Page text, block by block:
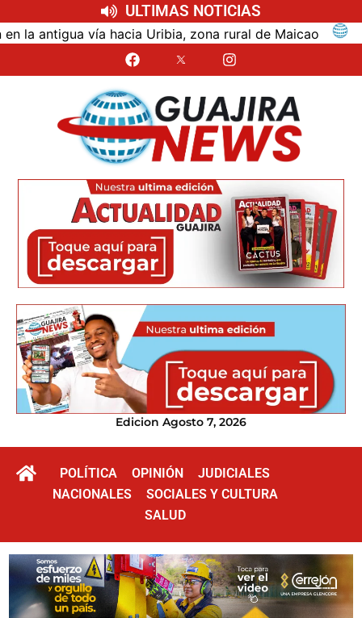
ULTIMAS NOTICIAS
vía hacia Uribia, zona rural de Maicao
Edicion Agosto 7, 2026
POLÍTICA OPINIÓN
JUDICIALES
NACIONALES
SOCIALES Y CULTURA
SALUD